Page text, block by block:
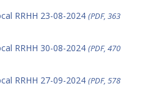
RRHH 23-08-2024 (PDF, 363
RRHH 30-08-2024 (PDF, 470
RRHH 27-09-2024 (PDF, 578